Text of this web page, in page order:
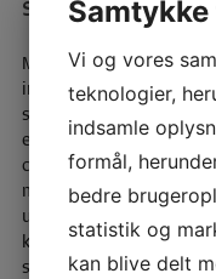
Med Bernina
imponerende funktioner
syprojekter og gøre din
effektiv. Maskinen
coverstitch,
mulighed for at
unikke og professionelle
kunne nyde fordelene
stingbredde,
Vi og vores
teknologier,
indsamle
formål,
bedre
statistik og
kan blive delt